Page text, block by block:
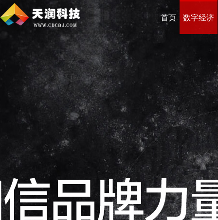
首页 数字经济